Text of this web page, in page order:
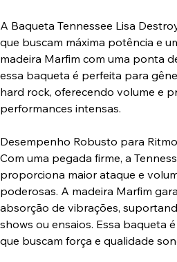
A Baqueta Tennessee Lisa
que buscam máxima potência e
madeira Marfim com uma ponta
essa baqueta é perfeita para
hard rock, oferecendo volume e
performances intensas.
Desempenho Robusto para
Com uma pegada firme, a
proporciona maior ataque e
poderosas. A madeira Marfim
absorção de vibrações,
shows ou ensaios. Essa baqueta
que buscam força e qualidade